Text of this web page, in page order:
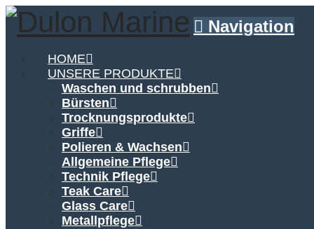
Navigation
HOME
UNSERE PRODUKTE
Waschen und schrubben
Bürsten
Trocknungsprodukte
Griffe
Polieren & Wachsen
Allgemeine Pflege
Technik Pflege
Teak Care
Glass Care
Metallpflege